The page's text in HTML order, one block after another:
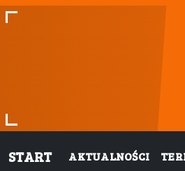
START AKTUALNOŚCI